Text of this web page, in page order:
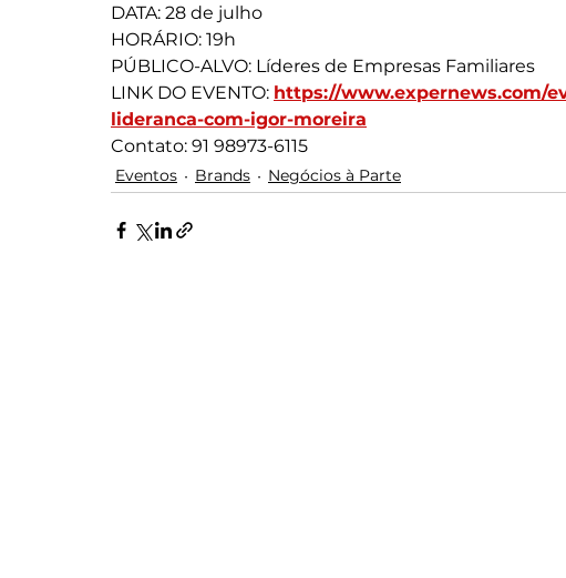
DATA: 28 de julho
HORÁRIO: 19h
PÚBLICO-ALVO: Líderes de Empresas Familiares
LINK DO EVENTO: https://www.expernews.com/
lideranca-com-igor-moreira
Contato: 91 98973-6115
Eventos Brands Negócios à Parte